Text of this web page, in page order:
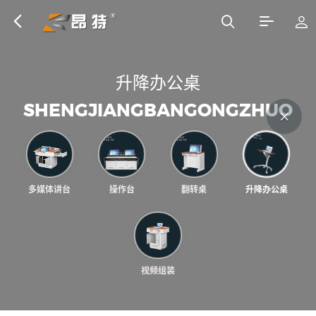
升 降办公桌
SH E N GJ AN G BAN GON GZH UO
多媒体讲台 操作台 翻转桌 升降办公桌
视频组装